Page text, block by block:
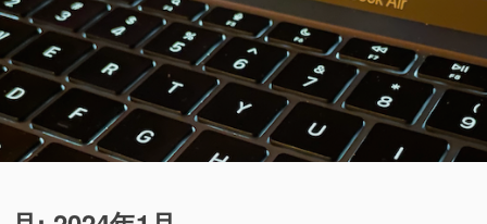
ス
キ
ッ
プ